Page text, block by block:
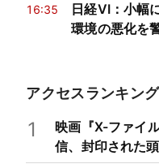
16:35
日経VI：小幅
環境の悪化を
アクセスランキング
1
映画『X-ファイ
信、封印された